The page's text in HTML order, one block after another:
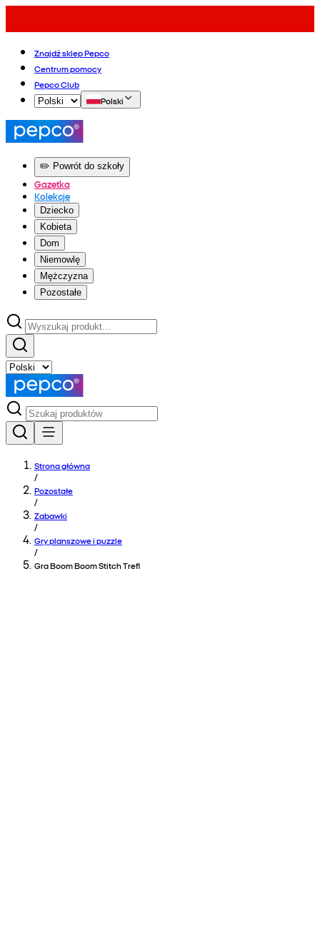
Znajdź sklep Pepco
Centrum pomocy
Pepco Club
Polski
✏️ Powrót do szkoły
Gazetka
Kolekcje
Dziecko
Kobieta
Dom
Niemowlę
Mężczyzna
Pozostałe
Strona główna
/
Pozostałe
/
Zabawki
/
Gry planszowe i puzzle
/
Gra Boom Boom Stitch Trefl